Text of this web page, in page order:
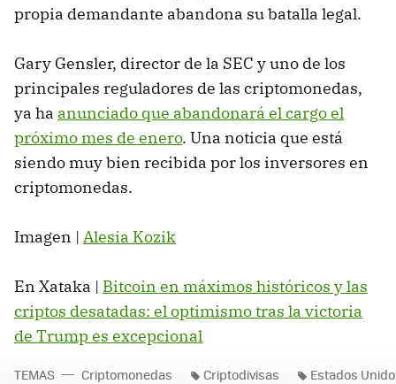
propia demandante abandona su batalla legal.
Gary Gensler, director de la SEC y uno de los
principales reguladores de las criptomonedas,
ya ha anunciado que abandonará el cargo el
próximo mes de enero. Una noticia que está
siendo muy bien recibida por los inversores en
criptomonedas.
Imagen | Alesia Kozik
En Xataka | Bitcoin en máximos históricos y las
criptos desatadas: el optimismo tras la victoria
de Trump es excepcional
TEMAS Criptomonedas Criptodivisas Estados